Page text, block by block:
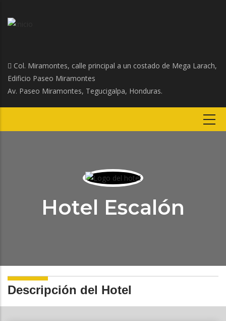
Col. Miramontes, calle principal a un costado de Mega Larach,
Edificio Paseo Miramontes
Av. Paseo Miramontes, Tegucigalpa, Honduras.
Hotel Escalón
Descripción del Hotel